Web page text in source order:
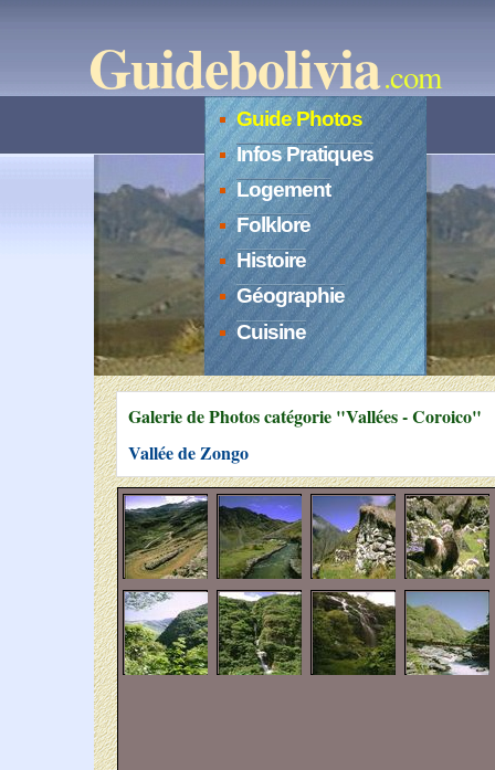
Guidebolivia.com
Guide Photos
Infos Pratiques
Logement
Folklore
Histoire
Géographie
Cuisine
Galerie de Photos catégorie "Vallées - Coroico"
Vallée de Zongo